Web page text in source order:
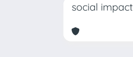
social impact